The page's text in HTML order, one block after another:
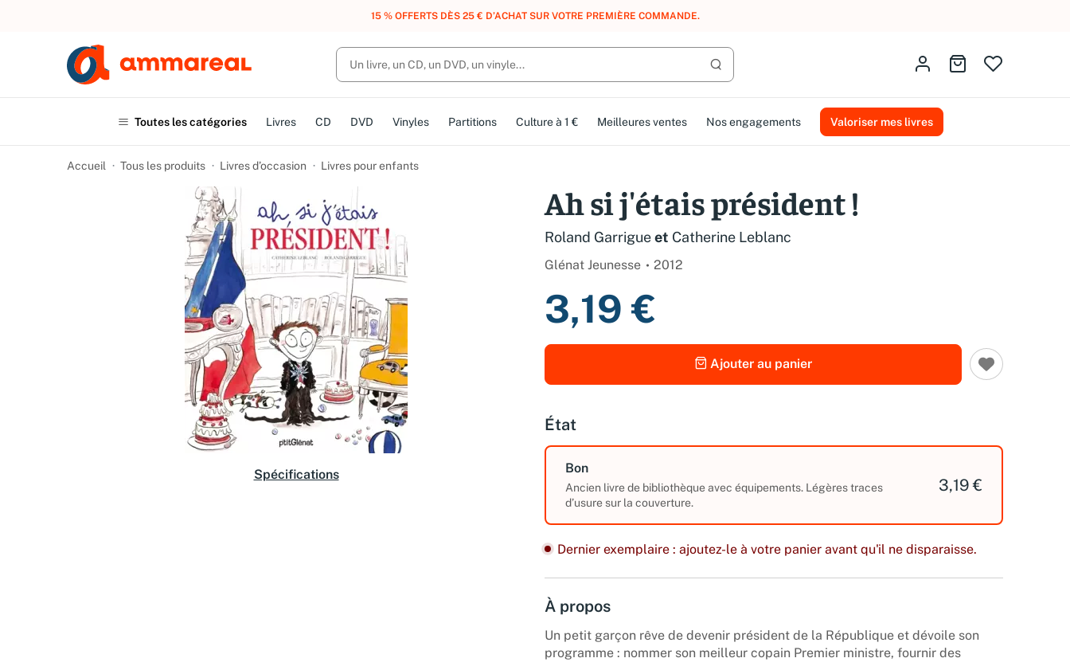
UN ACHAT, DES POINTS, DES RÉCOMPENSES :REJOIGNEZ GRATUITEMENT LE CLUB AMMAREAL.
Lancer la recherche
Identifiez-vousAller au panier
Toutes les catégories Livres CD DVD Vinyles Partitions Culture à 1 € Meilleures ventes Nos engagements Valoriser mes livres
Accueil Tous les produits Livres d’occasion Livres pour enfants
Spécifications
Ah si j'étais président !
Roland Garrigueet Catherine Leblanc
Glénat Jeunesse 2012
3,19 €
Ajouter au panier
État
Bon
Ancien livre de bibliothèque avec équipements. Légères traces
d’usure sur la couverture.
3,19 €
Dernier exemplaire : ajoutez-le à votre panier avant qu'il ne disparaisse.
À propos
Un petit garçon rêve de devenir président de la République et dévoile son
programme : nommer son meilleur copain Premier ministre, fournir des